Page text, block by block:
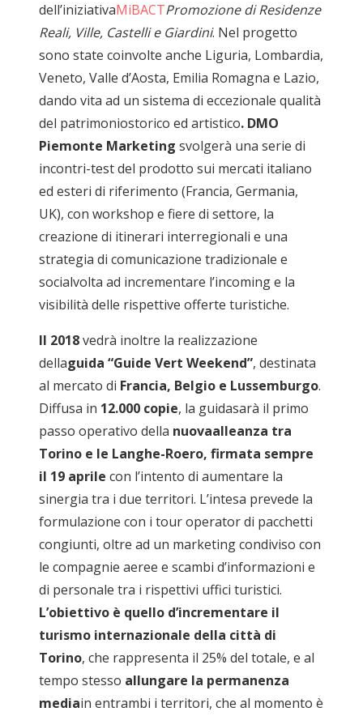
dell’iniziativaMiBACTPromozione di Residenze
Reali, Ville, Castelli e Giardini. Nel progetto
sono state coinvolte anche Liguria, Lombardia,
Veneto, Valle d’Aosta, Emilia Romagna e Lazio,
dando vita ad un sistema di eccezionale qualità
del patrimoniostorico ed artistico. DMO
Piemonte Marketing svolgerà una serie di
incontri-test del prodotto sui mercati italiano
ed esteri di riferimento (Francia, Germania,
UK), con workshop e fiere di settore, la
creazione di itinerari interregionali e una
strategia di comunicazione tradizionale e
socialvolta ad incrementare l’incoming e la
visibilità delle rispettive offerte turistiche.
Il 2018vedrà inoltre la realizzazione
dellaguida “Guide Vert Weekend”, destinata
al mercato di Francia, Belgio e Lussemburgo.
Diffusa in 12.000 copie, la guidasarà il primo
passo operativo della nuovaalleanza tra
Torino e le Langhe-Roero, firmata sempre
il 19 aprile con l’intento di aumentare la
sinergia tra i due territori. L’intesa prevede la
formulazione con i tour operator di pacchetti
congiunti, oltre ad un marketing condiviso con
le compagnie aeree e scambi d’informazioni e
di personale tra i rispettivi uffici turistici.
L’obiettivo è quello d’incrementare il
turismo internazionale della città di
Torino, che rappresenta il 25% del totale, e al
tempo stesso allungare la permanenza
mediain entrambi i territori, che al momento è